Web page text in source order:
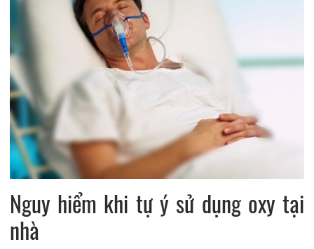
Nguy hiểm khi tự ý sử dụng oxy tại
nhà